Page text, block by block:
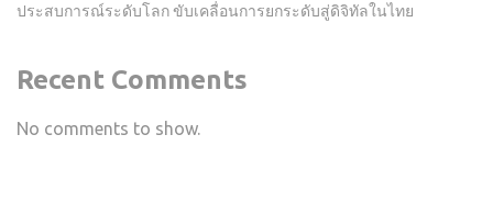
ประสบการณ์ระดับโลก ขับเคลื่อนการยกระดับสู่ดิจิทัลในไทย
Recent Comments
No comments to show.